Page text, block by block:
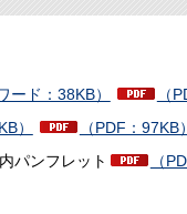
ード：38KB）
（
）
（PDF：97KB
パンフレット
（